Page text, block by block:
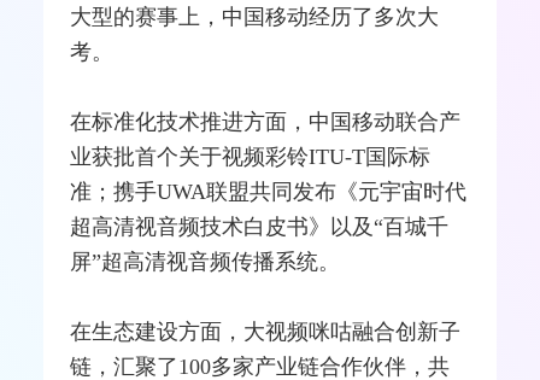
大型的赛事上，中国移动经历了多次大
考。
在标准化技术推进方面，中国移动联合产
业获批首个关于视频彩铃ITU-T国际标
准；携手UWA联盟共同发布《元宇宙时代
超高清视音频技术白皮书》以及“百城千
屏”超高清视音频传播系统。
在生态建设方面，大视频咪咕融合创新子
链，汇聚了100多家产业链合作伙伴，共